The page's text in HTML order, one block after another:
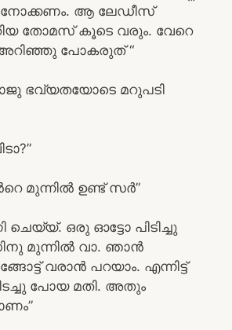
നോക്കണം. ആ ലേഡീസ്
തോമസ്‌ കൂടെ വരും. വേറെ
പോകരുത് “
ഭവ്യതയോടെ മറുപടി
മുന്നില്‍ ഉണ്ട് സര്‍”
ചെയ്യ്. ഒരു ഓട്ടോ പിടിച്ചു
മുന്നില്‍ വാ. ഞാന്‍
വരാന്‍ പറയാം. എന്നിട്ട്‌
പോയ മതി. അതും